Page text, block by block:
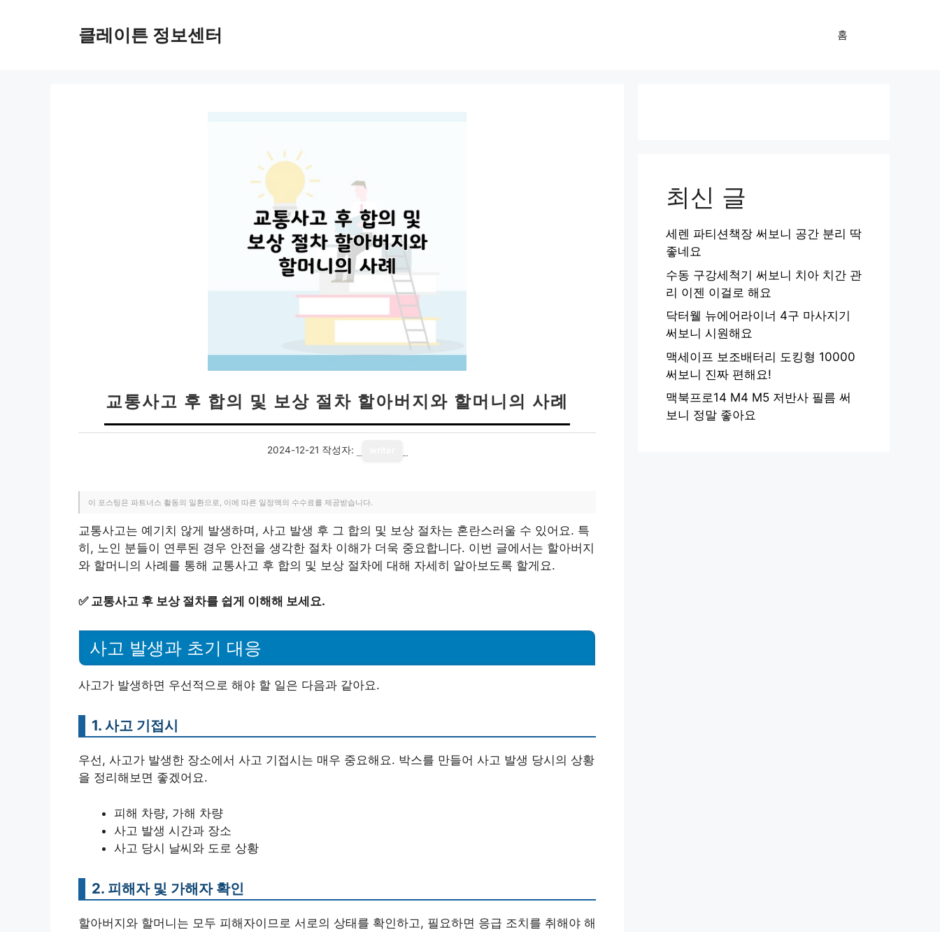
클레이튼 정보센터 홈
교통사고 후 합의 및 보상 절차 할아버지와 할머니의 사례
2024-12-21 작성자:
이 포스팅은 파트너스 활동의 일환으로, 이에 따른 일정액의 수수료를 제공받습니다.
교통사고는 예기치 않게 발생하며, 사고 발생 후 그 합의 및 보상 절차는 혼란스러울 수 있어요. 특
히, 노인 분들이 연루된 경우 안전을 생각한 절차 이해가 더욱 중요합니다. 이번 글에서는 할아버지
와 할머니의 사례를 통해 교통사고 후 합의 및 보상 절차에 대해 자세히 알아보도록 할게요.
✅ 교통사고 후 보상 절차를 쉽게 이해해 보세요.
사고 발생과 초기 대응
사고가 발생하면 우선적으로 해야 할 일은 다음과 같아요.
1. 사고 기접시
우선, 사고가 발생한 장소에서 사고 기접시는 매우 중요해요. 박스를 만들어 사고 발생 당시의 상황
을 정리해보면 좋겠어요.
피해 차량, 가해 차량
사고 발생 시간과 장소
사고 당시 날씨와 도로 상황
2. 피해자 및 가해자 확인
할아버지와 할머니는 모두 피해자이므로 서로의 상태를 확인하고, 필요하면 응급 조치를 취해야 해
최신 글
세렌 파티션책장 써보니 공간 분리 딱
좋네요
수동 구강세척기 써보니 치아 치간 관
리 이젠 이걸로 해요
닥터웰 뉴에어라이너 4구 마사지기
써보니 시원해요
맥세이프 보조배터리 도킹형 10000
써보니 진짜 편해요!
맥북프로14 M4 M5 저반사 필름 써
보니 정말 좋아요